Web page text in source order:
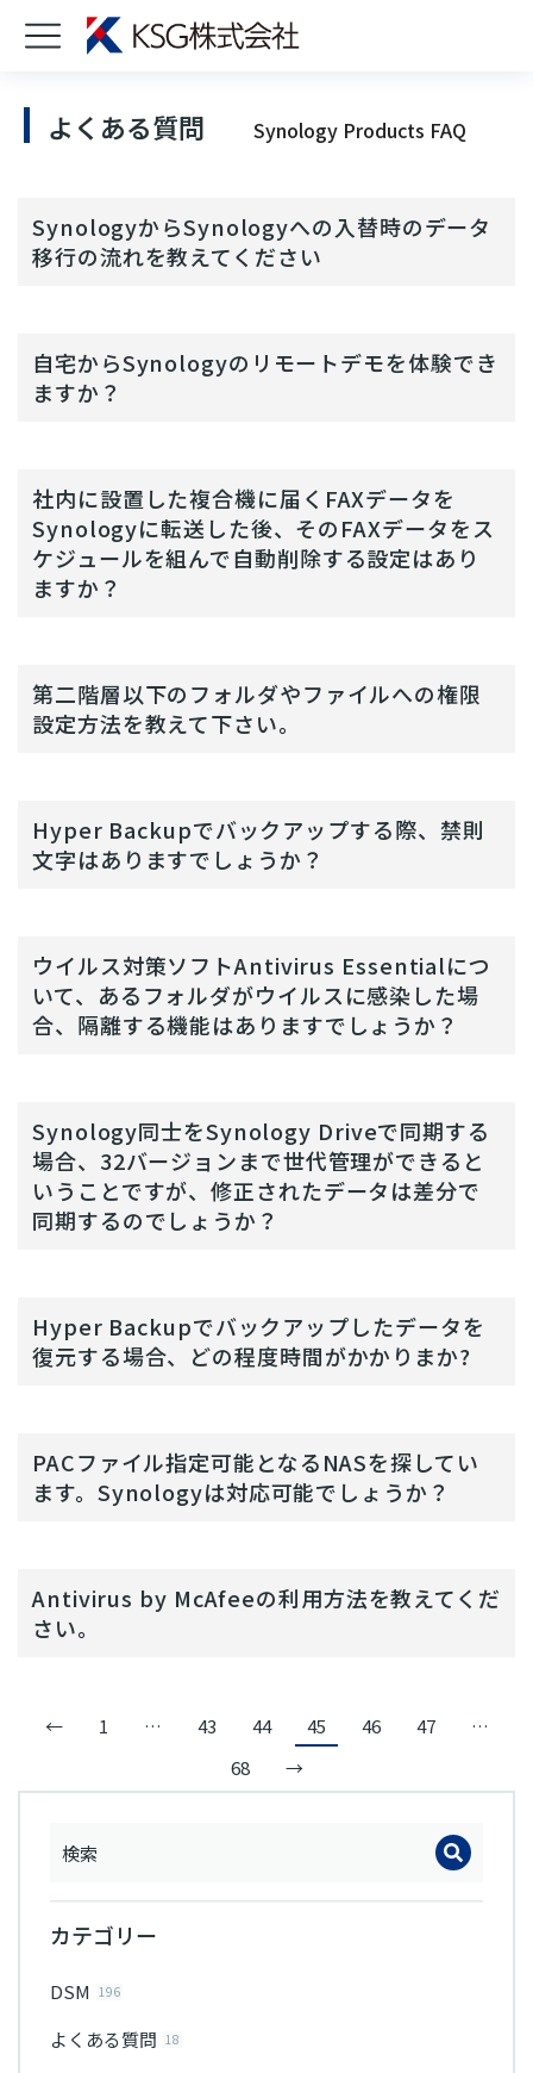
よくある質問 Synology Products FAQ
カテゴリー
DSM 196
よくある質問 18
SynologyからSynologyへの入替時のデータ
移行の流れを教えてください
自宅からSynologyのリモートデモを体験でき
ますか？
社内に設置した複合機に届くFAXデータを
Synologyに転送した後、そのFAXデータをス
ケジュールを組んで自動削除する設定はあり
ますか？
第二階層以下のフォルダやファイルへの権限
設定方法を教えて下さい。
Hyper Backupでバックアップする際、禁則
文字はありますでしょうか？
ウイルス対策ソフトAntivirus Essentialにつ
いて、あるフォルダがウイルスに感染した場
合、隔離する機能はありますでしょうか？
Synology同士をSynology Driveで同期する
場合、32バージョンまで世代管理ができると
いうことですが、修正されたデータは差分で
同期するのでしょうか？
Hyper Backupでバックアップしたデータを
復元する場合、どの程度時間がかかりまか?
PACファイル指定可能となるNASを探してい
ます。Synologyは対応可能でしょうか？
Antivirus by McAfeeの利用方法を教えてくだ
さい。
← 1 … 43 44 45 46 47
…
68
→